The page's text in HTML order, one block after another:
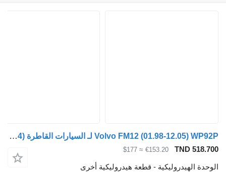
Volvo FM12 (01.98-12.05) WP92P لـ السيارات القاطرة Volvo FM7-FM12, FM, FMX (1998-2014)
TND
€153.20
≈ $177
الهيدروليكية - قطعة هيدروليكية أخرى